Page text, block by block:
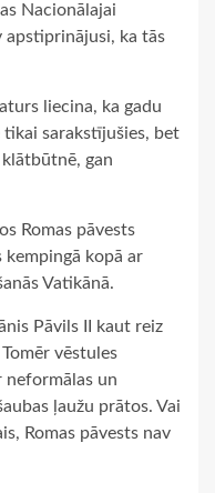
Nacionālajai
apstiprinājusi, ka tās
liecina, ka gadu
tikai sarakstījušies, bet
gan
Romas pāvests
kempingā kopā ar
Vatikānā.
Pāvils II kaut reiz
vēstules
neformālas un
ļaužu prātos. Vai
Romas pāvests nav